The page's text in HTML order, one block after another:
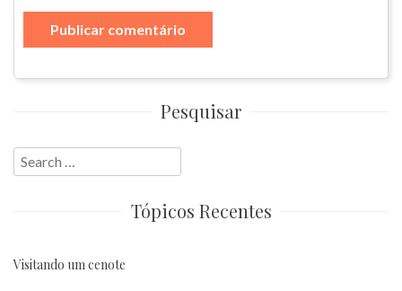
Pesquisar
Search
for:
Tópicos Recentes
Visitando um cenote